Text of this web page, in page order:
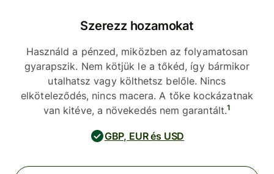
Szerezz hozamokat
Használd a pénzed, miközben az folyamatosan
gyarapszik. Nem kötjük le a tőkéd, így bármikor
utalhatsz vagy költhetsz belőle. Nincs
elköteleződés, nincs macera. A tőke kockázatnak
van kitéve, a növekedés nem garantált.1
GBP, EUR és USD